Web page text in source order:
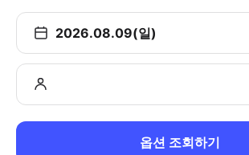
2026.08.09(일)
옵션 조회하기